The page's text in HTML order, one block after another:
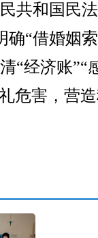
共和国民
确“借婚姻
“经济账”“
危害，营